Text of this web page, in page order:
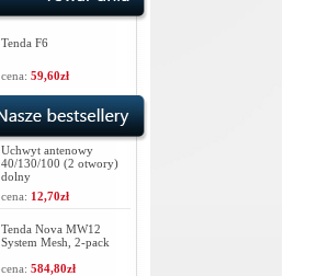
Tenda F6
cena: 59,60zł
Uchwyt antenowy
40/130/100 (2 otwory)
dolny
cena: 12,70zł
Tenda Nova MW12
System Mesh, 2-pack
cena: 584,80zł